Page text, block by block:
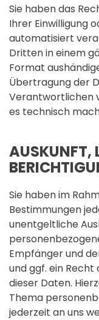
Sie haben das
Ihrer Einwilligung
automatisiert
Dritten in einem
Format
Übertragung der
Verantwortlichen
es technisch
AUSKUNFT,
Sie haben im
Bestimmungen
unentgeltliche
Empfänger und
und ggf. ein
dieser Daten.
Thema
jederzeit an uns